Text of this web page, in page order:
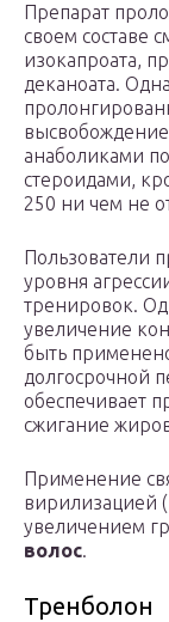
Препарат
своем составе
изокапроата,
деканоата.
анаболиками
стероидами,
250 ни чем не
Пользователи
уровня
тренировок.
увеличение
быть
долгосрочной
обеспечивает
сжигание
Применение
вирилизацией
увеличением
волос.
Тренболон